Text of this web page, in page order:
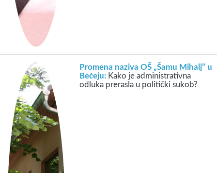
Promena naziva OŠ „Šamu Mihalj” u
Bečeju: Kako je administrativna
odluka prerasla u politički sukob?